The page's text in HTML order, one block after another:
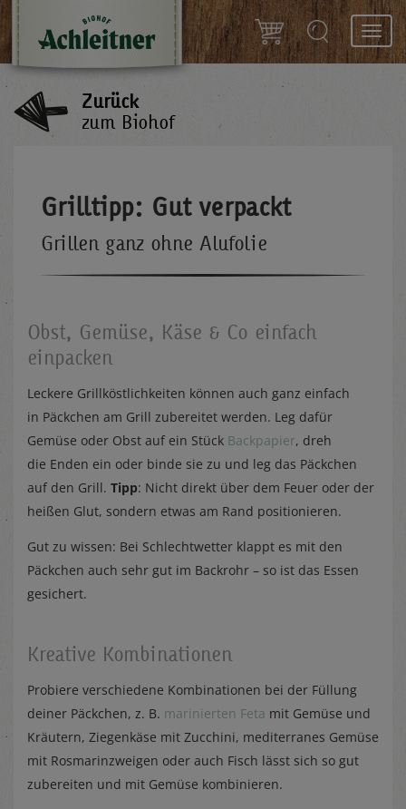
Zurück
zum Biohof
Grilltipp: Gut verpackt
Grillen ganz ohne Alufolie
Obst, Gemüse, Käse & Co einfach
einpacken
Leckere Grillköstlichkeiten können auch ganz einfach
in Päckchen am Grill zubereitet werden. Leg dafür
Gemüse oder Obst auf ein Stück Backpapier, dreh
die Enden ein oder binde sie zu und leg das Päckchen
auf den Grill. Tipp: Nicht direkt über dem Feuer oder der
heißen Glut, sondern etwas am Rand positionieren.
Gut zu wissen: Bei Schlechtwetter klappt es mit den
Päckchen auch sehr gut im Backrohr – so ist das Essen
gesichert.
Kreative Kombinationen
Probiere verschiedene Kombinationen bei der Füllung
deiner Päckchen, z. B. marinierten Feta mit Gemüse und
Kräutern, Ziegenkäse mit Zucchini, mediterranes Gemüse
mit Rosmarinzweigen oder auch Fisch lässt sich so gut
zubereiten und mit Gemüse kombinieren.